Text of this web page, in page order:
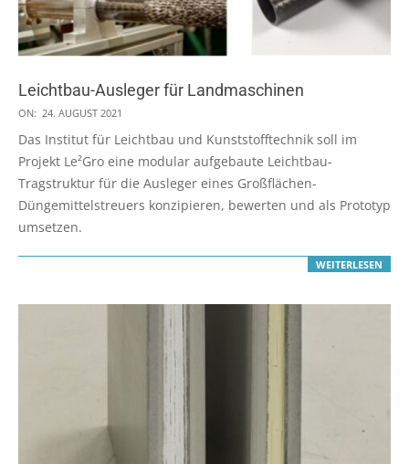
Leichtbau-Ausleger für Landmaschinen
2021-
08-
24
ON: 24. AUGUST 2021
Das Institut für Leichtbau und Kunststofftechnik soll im
Projekt Le²Gro eine modular aufgebaute Leichtbau-
Tragstruktur für die Ausleger eines Großflächen-
Düngemittelstreuers konzipieren, bewerten und als Prototyp
umsetzen.
WEITERLESEN